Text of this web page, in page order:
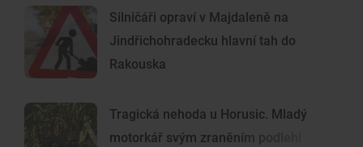
Silničáři opraví v Majdaleně na
Jindřichohradecku hlavní tah do
Rakouska
Tragická nehoda u Horusic. Mladý
motorkář svým zraněním podlehl